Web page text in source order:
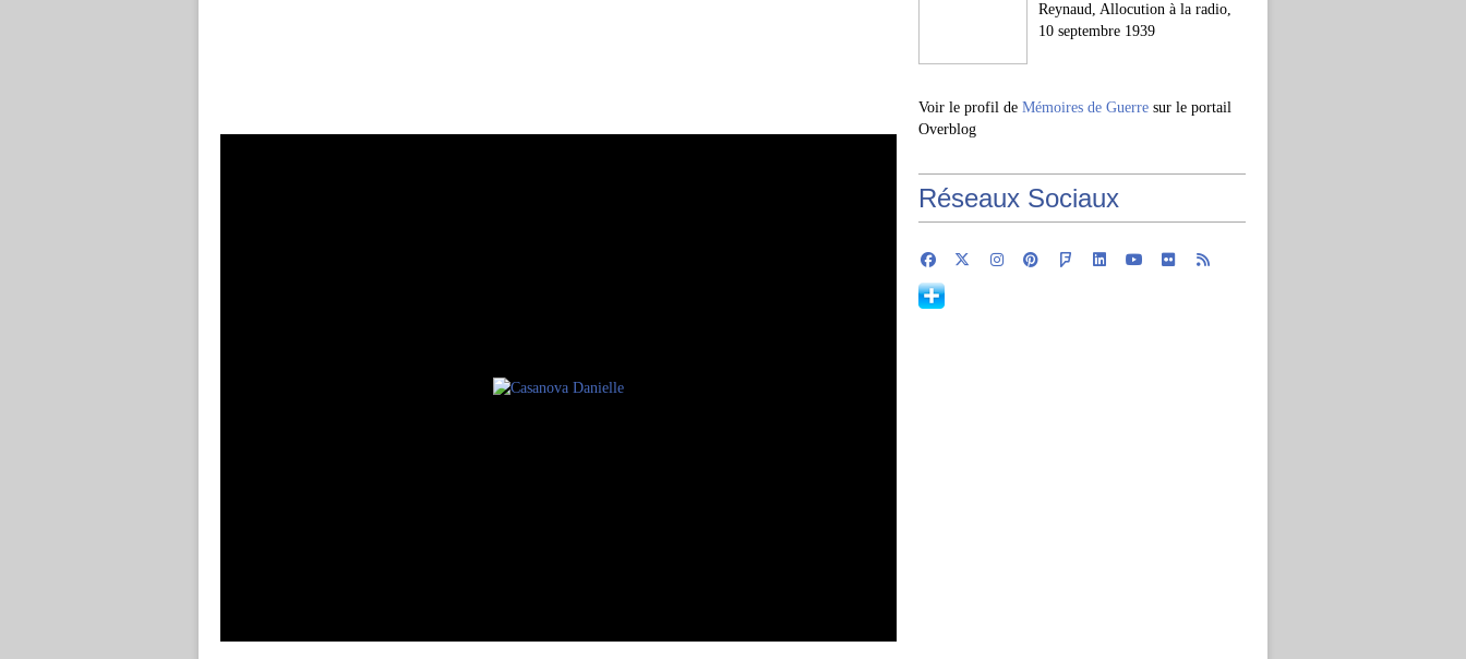
Reynaud, Allocution à la radio,
10 septembre 1939
Voir le profil de Mémoires de Guerre sur le portail
Overblog
Réseaux Sociaux